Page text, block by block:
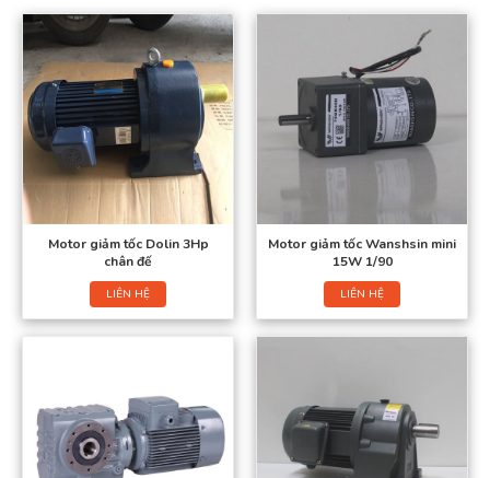
Motor giảm tốc Dolin 3Hp
chân đế
LIÊN HỆ
Motor giảm tốc Wanshsin mini
15W 1/90
LIÊN HỆ